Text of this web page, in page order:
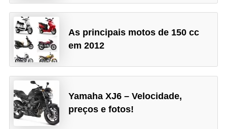
As principais motos de 150 cc
em 2012
Yamaha XJ6 – Velocidade,
preços e fotos!